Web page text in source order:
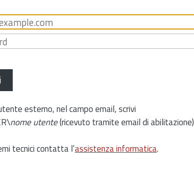
esterno, nel campo email, scrivi
nome utente(ricevuto tramite email di abilitazione)
tecnici contatta l’assistenza informatica.